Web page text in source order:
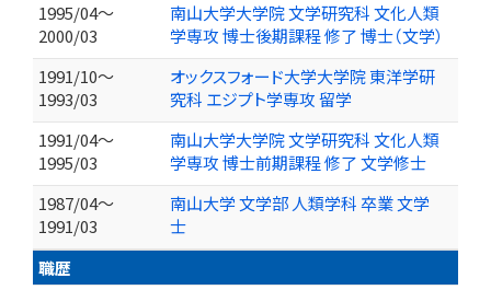
1995/04～
2000/03
南山大学大学院 文学研究科 文化人類
学専攻 博士後期課程 修了 博士（文学）
1991/10～
1993/03
オックスフォード大学大学院 東洋学研
究科 エジプト学専攻 留学
1991/04～
1995/03
南山大学大学院 文学研究科 文化人類
学専攻 博士前期課程 修了 文学修士
1987/04～
1991/03
南山大学 文学部 人類学科 卒業 文学
士
職歴